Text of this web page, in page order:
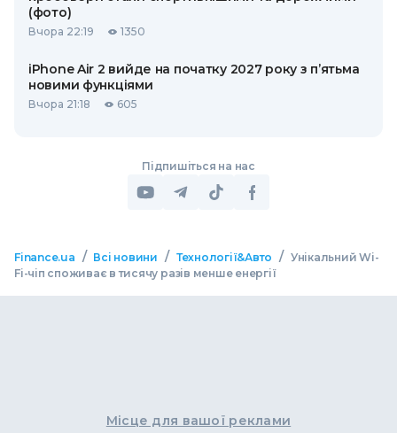
(фото)
Вчора 22:19 1350
iPhone Air 2 вийде на початку 2027 року з п’ятьма
новими функціями
Вчора 21:18 605
Підпишіться на нас
Finance.ua / Всі новини / Технології&Авто / Унікальний Wi-
Fi-чіп споживає в тисячу разів менше енергії
Місце для вашої реклами